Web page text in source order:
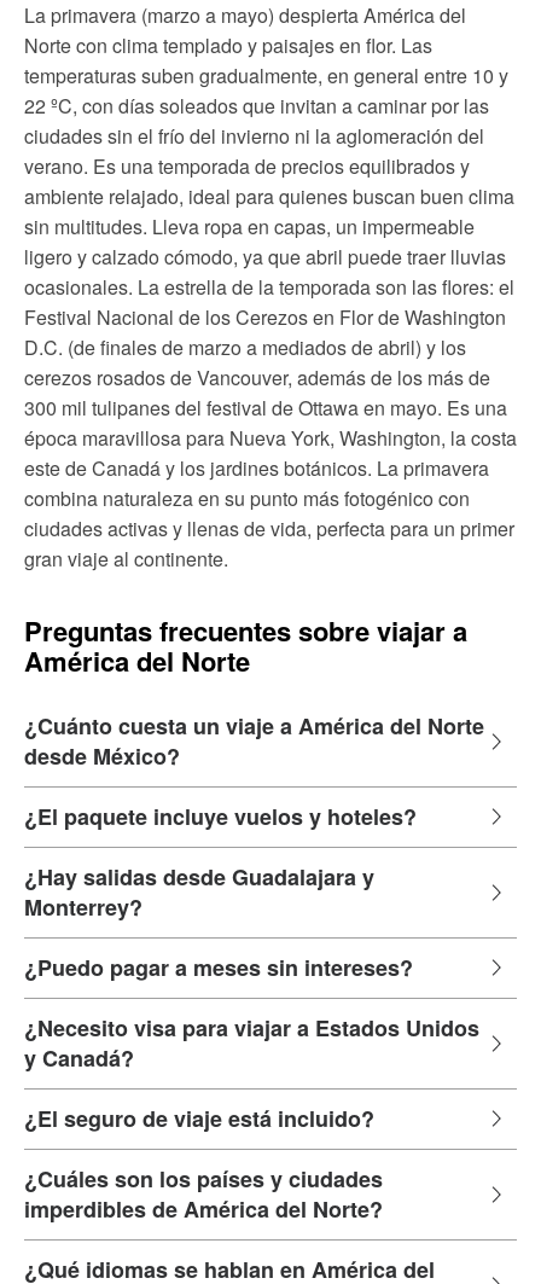
La primavera (marzo a mayo) despierta América del
Norte con clima templado y paisajes en flor. Las
temperaturas suben gradualmente, en general entre 10 y
22 ºC, con días soleados que invitan a caminar por las
ciudades sin el frío del invierno ni la aglomeración del
verano. Es una temporada de precios equilibrados y
ambiente relajado, ideal para quienes buscan buen clima
sin multitudes. Lleva ropa en capas, un impermeable
ligero y calzado cómodo, ya que abril puede traer lluvias
ocasionales. La estrella de la temporada son las flores: el
Festival Nacional de los Cerezos en Flor de Washington
D.C. (de finales de marzo a mediados de abril) y los
cerezos rosados de Vancouver, además de los más de
300 mil tulipanes del festival de Ottawa en mayo. Es una
época maravillosa para Nueva York, Washington, la costa
este de Canadá y los jardines botánicos. La primavera
combina naturaleza en su punto más fotogénico con
ciudades activas y llenas de vida, perfecta para un primer
gran viaje al continente.
Preguntas frecuentes sobre viajar a
América del Norte
¿Cuánto cuesta un viaje a América del Norte
desde México?
¿El paquete incluye vuelos y hoteles?
¿Hay salidas desde Guadalajara y
Monterrey?
¿Puedo pagar a meses sin intereses?
¿Necesito visa para viajar a Estados Unidos
y Canadá?
¿El seguro de viaje está incluido?
¿Cuáles son los países y ciudades
imperdibles de América del Norte?
¿Qué idiomas se hablan en América del